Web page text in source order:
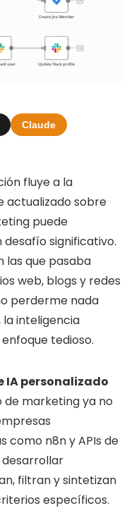
Claude
fluye a la
actualizado sobre
puede
significativo.
las que pasaba
web, blogs y redes
perderme nada
inteligencia
tedioso.
IA personalizado
marketing ya no
como n8n y APIs de
desarrollar
filtran y sintetizan
específicos.